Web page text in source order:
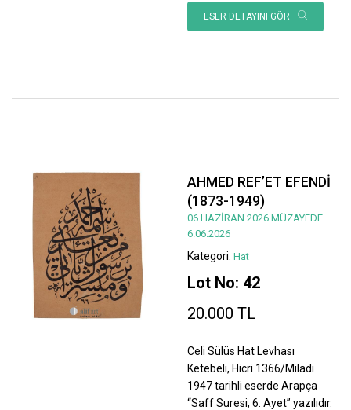
ESER DETAYINI GÖR
AHMED REF’ET EFENDİ
(1873-1949)
06 HAZİRAN 2026 MÜZAYEDE
6.06.2026
Kategori: Hat
Lot No: 42
20.000 TL
Celi Sülüs Hat Levhası
Ketebeli, Hicri 1366/Miladi
1947 tarihli eserde Arapça
“Saff Suresi, 6. Ayet” yazılıdır.